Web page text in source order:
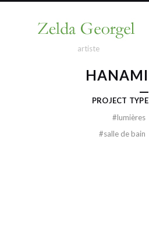
artiste
HANAMI
PROJECT TYPE
#lumières
#salle de bain